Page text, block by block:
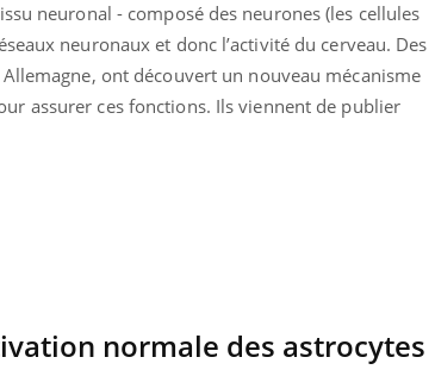
neuronal - composé des neurones (les cellules
neuronaux et donc l’activité du cerveau. Des
ont découvert un nouveau mécanisme
assurer ces fonctions. Ils viennent de publier
normale des astrocytes